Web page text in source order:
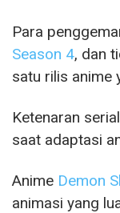
Para
Season 4, dan
satu rilis anime
Ketenaran serial
saat adaptasi
Anime Demon
animasi yang